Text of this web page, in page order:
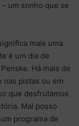
um sonho que se
mais uma
é um dia de
Há mais de
nas pistas ou em
que desfrutamos
Mal posso
programa de